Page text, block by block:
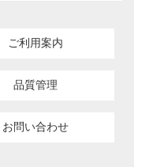
ご利用案内
品質管理
お問い合わせ